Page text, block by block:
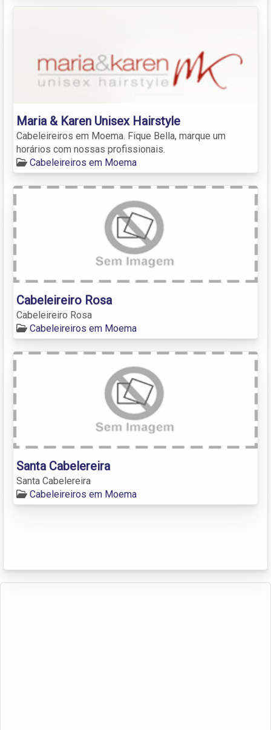
Maria & Karen Unisex Hairstyle
Cabeleireiros em Moema. Fique Bella, marque um
horários com nossas profissionais.
Cabeleireiros em Moema
Cabeleireiro Rosa
Cabeleireiro Rosa
Cabeleireiros em Moema
Santa Cabelereira
Santa Cabelereira
Cabeleireiros em Moema